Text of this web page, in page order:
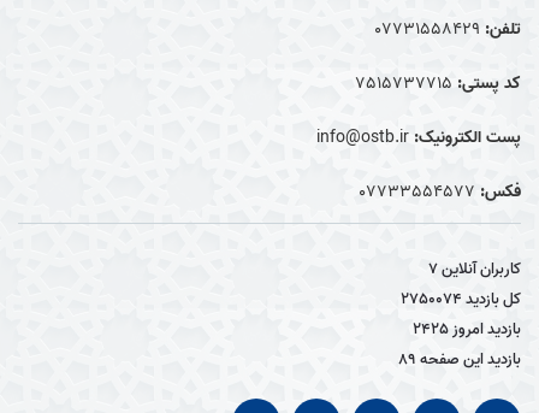
تلفن: 07731558429
کد پستی: 7515737715
پست الکترونیک: info@ostb.ir
فکس: 07733554577
کاربران آنلاین7
کل بازدید2750074
بازدید امروز2425
بازدید این صفحه89